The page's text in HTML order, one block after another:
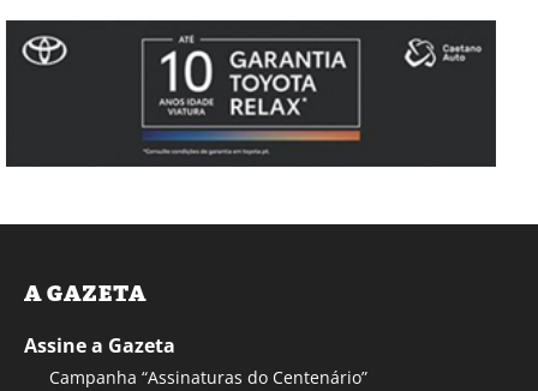
A GAZETA
Assine a Gazeta
Campanha “Assinaturas do Centenário”